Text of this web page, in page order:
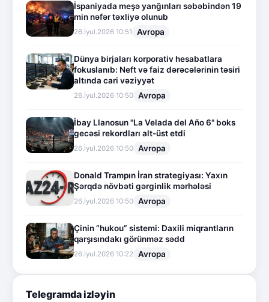
İspaniyada meşə yanğınları səbəbindən 19
min nəfər təxliyə olunub
26.İyul.2026 10:51 Avropa
Dünya birjaları korporativ hesabatlara
fokuslanıb: Neft və faiz dərəcələrinin təsiri
altında cari vəziyyət
26.İyul.2026 10:50 Avropa
İbay Llanosun "La Velada del Año 6" boks
gecəsi rekordları alt-üst etdi
26.İyul.2026 10:50 Avropa
Donald Trampın İran strategiyası: Yaxın
Şərqdə növbəti gərginlik mərhələsi
26.İyul.2026 10:50 Avropa
Çinin “hukou” sistemi: Daxili miqrantların
qarşısındakı görünməz sədd
26.İyul.2026 10:22 Avropa
Telegramda izləyin